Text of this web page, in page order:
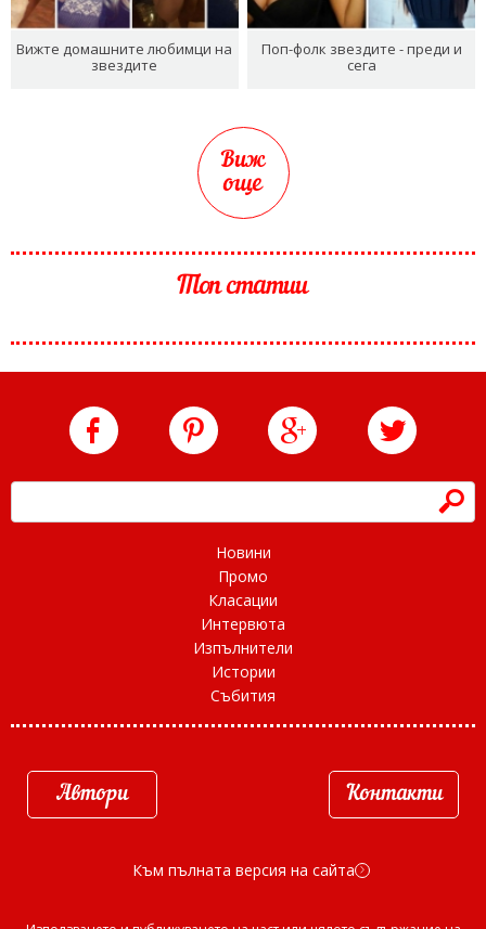
Вижте домашните любимци на
звездите
Поп-фолк звездите - преди и
сега
Виж
още
Топ статии
h
Новини
Промо
Класации
Интервюта
Изпълнители
Истории
Събития
Автори Контакти
Към пълната версия на сайта d